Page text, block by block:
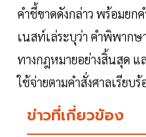
คำชี้ขาดดังกล่าว พร้อมยก
เนสท์เล่ระบุว่า คำพิพาก
ทางกฎหมายอย่างสิ้นสุด แ
ใช้จ่ายตามคำสั่งศาลเรียบร้
ข่าวที่เกี่ยวข้อง